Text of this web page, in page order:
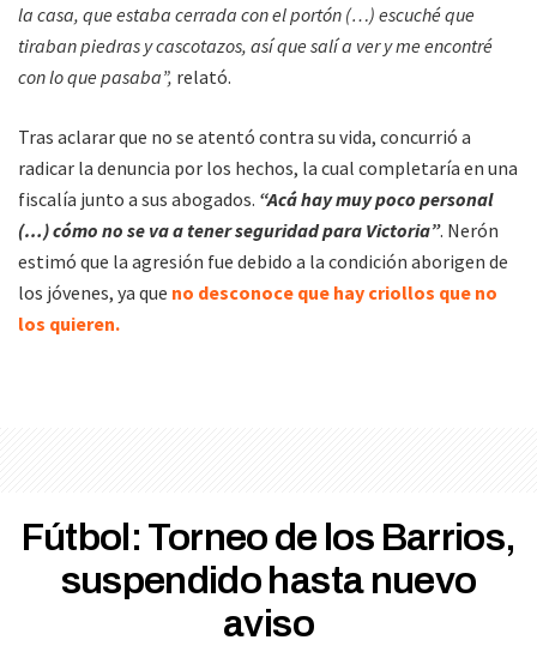
la casa, que estaba cerrada con el portón (…) escuché que
tiraban piedras y cascotazos, así que salí a ver y me encontré
con lo que pasaba”, relató.
Tras aclarar que no se atentó contra su vida, concurrió a
radicar la denuncia por los hechos, la cual completaría en una
fiscalía junto a sus abogados. “Acá hay muy poco personal
(…) cómo no se va a tener seguridad para Victoria”. Nerón
estimó que la agresión fue debido a la condición aborigen de
los jóvenes, ya que no desconoce que hay criollos que no
los quieren.
Fútbol: Torneo de los Barrios,
suspendido hasta nuevo
aviso